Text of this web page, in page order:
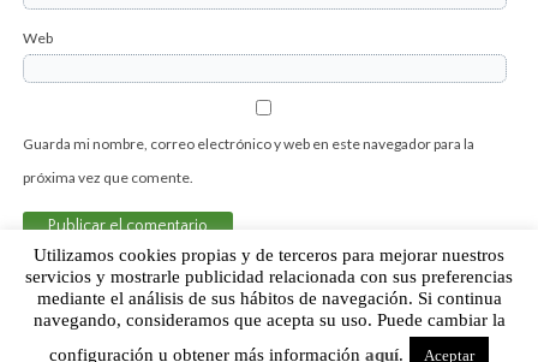
Web
Guarda mi nombre, correo electrónico y web en este navegador para la
próxima vez que comente.
Sobre Humor Fútbol Club | Aviso legal |Contacto
Utilizamos cookies propias y de terceros para mejorar nuestros
servicios y mostrarle publicidad relacionada con sus preferencias
mediante el análisis de sus hábitos de navegación. Si continua
navegando, consideramos que acepta su uso. Puede cambiar la
configuración u obtener más información aquí. Aceptar